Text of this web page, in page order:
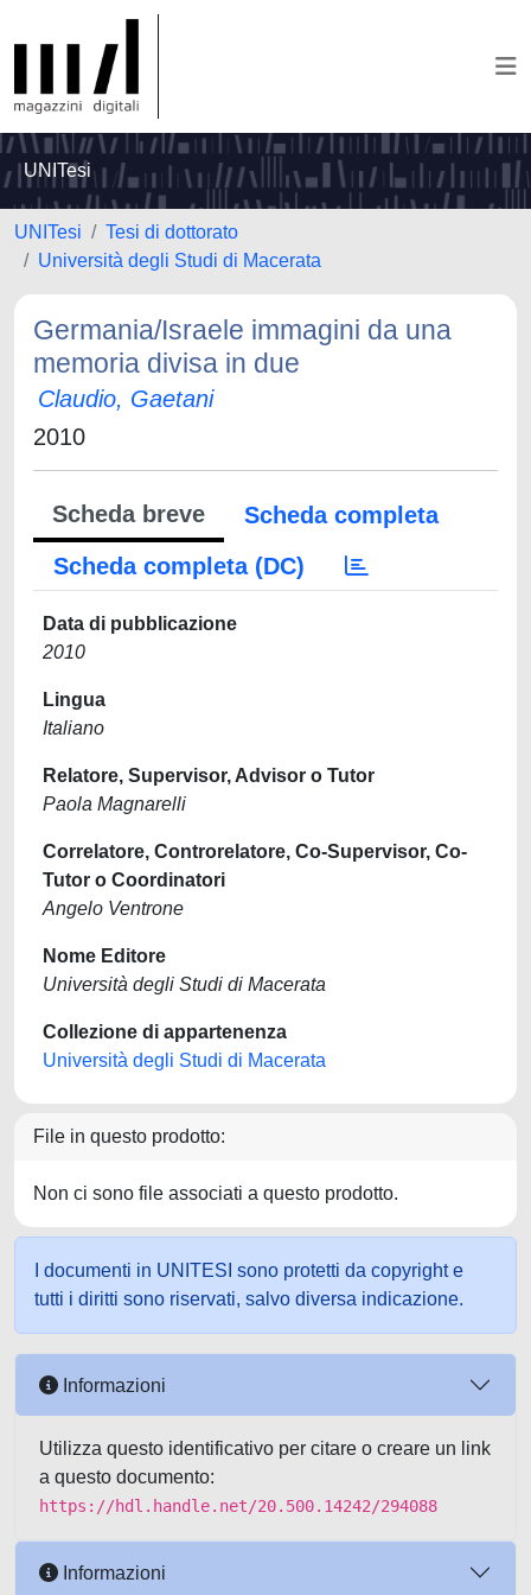
UNITesi
UNITesi
Tesi di dottorato
Università degli Studi di Macerata
Germania/Israele immagini da una
memoria divisa in due
Claudio, Gaetani
2010
Scheda breve
Scheda completa
Scheda completa (DC)
Data di pubblicazione
2010
Lingua
Italiano
Relatore, Supervisor, Advisor o Tutor
Paola Magnarelli
Correlatore, Controrelatore, Co-Supervisor, Co-
Tutor o Coordinatori
Angelo Ventrone
Nome Editore
Università degli Studi di Macerata
Collezione di appartenenza
Università degli Studi di Macerata
File in questo prodotto:
Non ci sono file associati a questo prodotto.
I documenti in UNITESI sono protetti da copyright e
tutti i diritti sono riservati, salvo diversa indicazione.
Informazioni
Utilizza questo identificativo per citare o creare un link
a questo documento:
https://hdl.handle.net/20.500.14242/294088
Informazioni